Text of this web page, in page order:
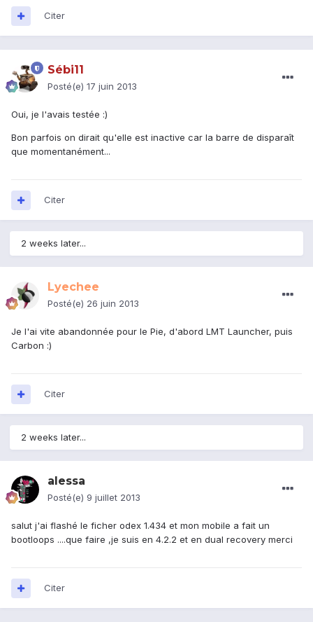
Citer
Sébi11
Posté(e) 17 juin 2013
Oui, je l'avais testée :)
Bon parfois on dirait qu'elle est inactive car la barre de disparaît
que momentanément...
Citer
2 weeks later...
Lyechee
Posté(e) 26 juin 2013
Je l'ai vite abandonnée pour le Pie, d'abord LMT Launcher, puis
Carbon :)
Citer
2 weeks later...
alessa
Posté(e) 9 juillet 2013
salut j'ai flashé le ficher odex 1.434 et mon mobile a fait un
bootloops ....que faire ,je suis en 4.2.2 et en dual recovery merci
Citer